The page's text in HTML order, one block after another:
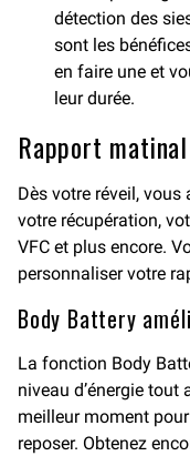
détection des
sont les
en faire une et
leur durée.
Rapport matinal
Dès votre réveil,
votre récupération,
VFC et plus encore.
personnaliser votre
Body Battery
La fonction Body
niveau d’énergie tout
meilleur moment
reposer. Obtenez